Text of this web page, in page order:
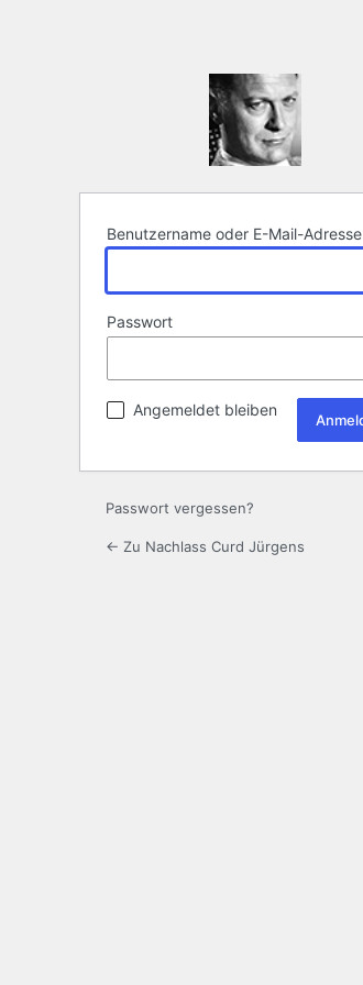
Benutzername oder E-Mail-Adresse
Passwort
Angemeldet bleiben
Passwort vergessen?
← Zu Nachlass Curd Jürgens